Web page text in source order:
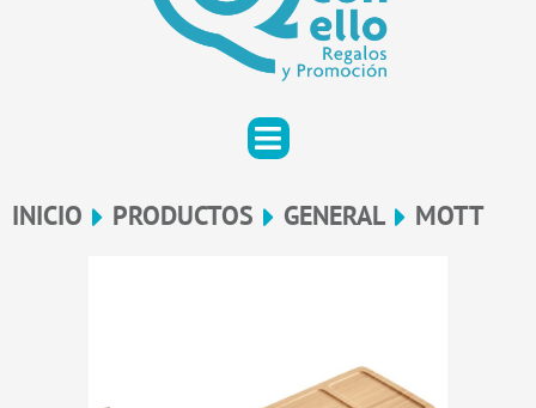
INICIO PRODUCTOS GENERAL MOTT